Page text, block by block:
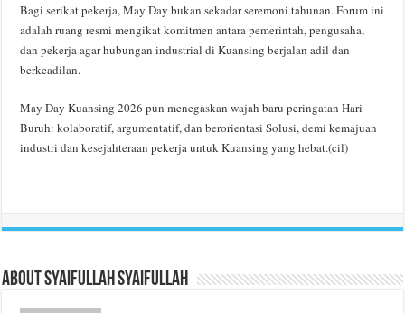
Bagi serikat pekerja, May Day bukan sekadar seremoni tahunan. Forum ini
adalah ruang resmi mengikat komitmen antara pemerintah, pengusaha,
dan pekerja agar hubungan industrial di Kuansing berjalan adil dan
berkeadilan.
May Day Kuansing 2026 pun menegaskan wajah baru peringatan Hari
Buruh: kolaboratif, argumentatif, dan berorientasi Solusi, demi kemajuan
industri dan kesejahteraan pekerja untuk Kuansing yang hebat.(cil)
About Syaifullah Syaifullah